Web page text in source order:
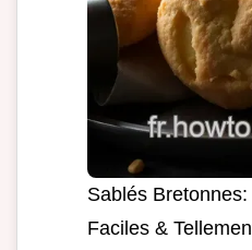
Sablés
Faciles &